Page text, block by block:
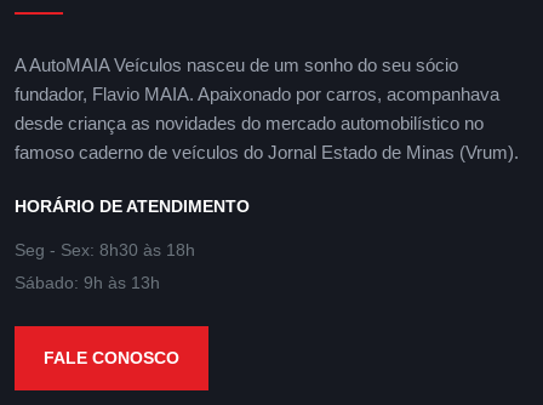
A AutoMAIA Veículos nasceu de um sonho do seu sócio
fundador, Flavio MAIA. Apaixonado por carros, acompanhava
desde criança as novidades do mercado automobilístico no
famoso caderno de veículos do Jornal Estado de Minas (Vrum).
HORÁRIO DE ATENDIMENTO
Seg - Sex: 8h30 às 18h
Sábado: 9h às 13h
FALE CONOSCO